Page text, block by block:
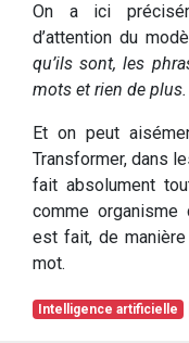
On a ici
d’attention du
qu’ils sont, les
mots et rien de plus.
Et on peut
Transformer, dans
fait absolument
comme organisme
est fait, de
mot.
Intelligence artificielle